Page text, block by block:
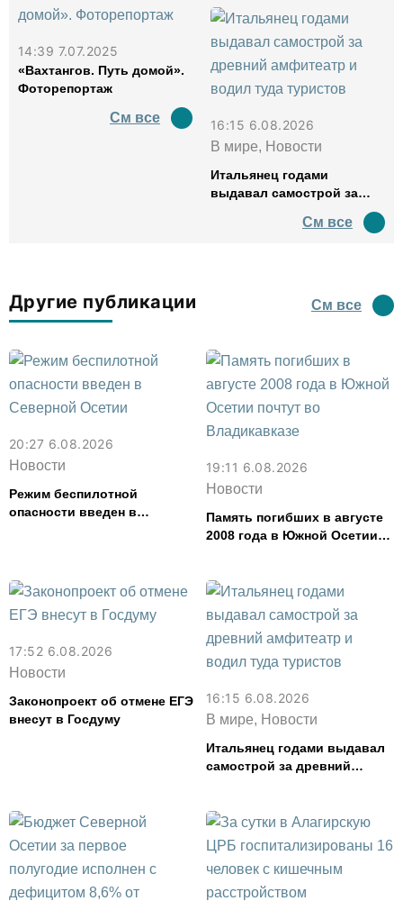
14:39 7.07.2025
«Вахтангов. Путь домой».
Фоторепортаж
См все
16:15 6.08.2026
В мире, Новости
Итальянец годами
выдавал самострой за
водил туда туристов
См все
Другие публикации См все
20:27 6.08.2026
Новости
Режим беспилотной
опасности введен в
19:11 6.08.2026
Новости
Память погибших в августе
2008 года в Южной Осетии
17:52 6.08.2026
Новости
Законопроект об отмене ЕГЭ
внесут в Госдуму
16:15 6.08.2026
В мире, Новости
Итальянец годами выдавал
самострой за древний